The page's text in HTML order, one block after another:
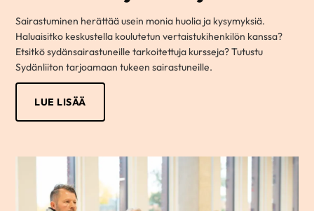
Sairastuminen herättää usein monia huolia ja kysymyksiä.
Haluaisitko keskustella koulutetun vertaistukihenkilön kanssa?
Etsitkö sydänsairastuneille tarkoitettuja kursseja? Tutustu
Sydänliiton tarjoamaan tukeen sairastuneille.
LUE LISÄÄ